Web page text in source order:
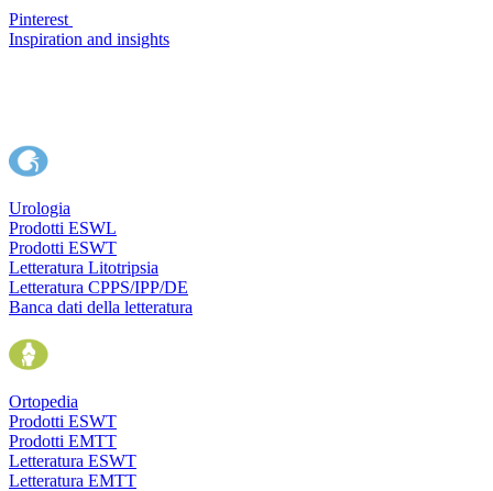
Pinterest
Inspiration and insights
Urologia
Prodotti ESWL
Prodotti ESWT
Letteratura Litotripsia
Letteratura CPPS/IPP/DE
Banca dati della letteratura
Ortopedia
Prodotti ESWT
Prodotti EMTT
Letteratura ESWT
Letteratura EMTT